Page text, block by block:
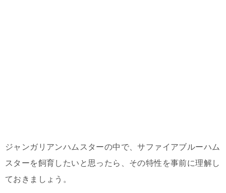
ジャンガリアンハムスターの中で、サファイアブルーハム
スターを飼育したいと思ったら、その特性を事前に理解し
ておきましょう。